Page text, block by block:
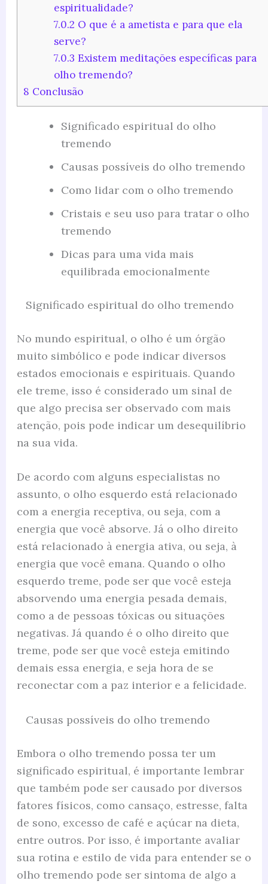
espiritualidade?
7.0.2 O que é a ametista e para que ela
serve?
7.0.3 Existem meditações específicas para
olho tremendo?
8 Conclusão
Significado espiritual do olho
tremendo
Causas possíveis do olho tremendo
Como lidar com o olho tremendo
Cristais e seu uso para tratar o olho
tremendo
Dicas para uma vida mais
equilibrada emocionalmente
Significado espiritual do olho tremendo
No mundo espiritual, o olho é um órgão
muito simbólico e pode indicar diversos
estados emocionais e espirituais. Quando
ele treme, isso é considerado um sinal de
que algo precisa ser observado com mais
atenção, pois pode indicar um desequilíbrio
na sua vida.
De acordo com alguns especialistas no
assunto, o olho esquerdo está relacionado
com a energia receptiva, ou seja, com a
energia que você absorve. Já o olho direito
está relacionado à energia ativa, ou seja, à
energia que você emana. Quando o olho
esquerdo treme, pode ser que você esteja
absorvendo uma energia pesada demais,
como a de pessoas tóxicas ou situações
negativas. Já quando é o olho direito que
treme, pode ser que você esteja emitindo
demais essa energia, e seja hora de se
reconectar com a paz interior e a felicidade.
Causas possíveis do olho tremendo
Embora o olho tremendo possa ter um
significado espiritual, é importante lembrar
que também pode ser causado por diversos
fatores físicos, como cansaço, estresse, falta
de sono, excesso de café e açúcar na dieta,
entre outros. Por isso, é importante avaliar
sua rotina e estilo de vida para entender se o
olho tremendo pode ser sintoma de algo a